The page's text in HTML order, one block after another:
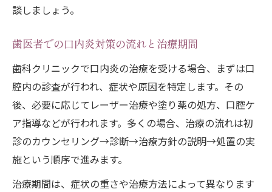
談しましょう。
歯医者での口内炎対策の流れと治療期間
歯科クリニックで口内炎の治療を受ける場合、まずは口
腔内の診査が行われ、症状や原因を特定します。その
後、必要に応じてレーザー治療や塗り薬の処方、口腔ケ
ア指導などが行われます。多くの場合、治療の流れは初
診のカウンセリング→診断→治療方針の説明→処置の実
施という順序で進みます。
治療期間は、症状の重さや治療方法によって異なります